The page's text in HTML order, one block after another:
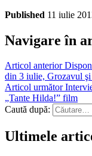
Published 11 iulie
Navigare în
Articol anterior
din 3 iulie, Grozavul
Articol următor
„Tante Hilda!” film
Caută după:
Ultimele